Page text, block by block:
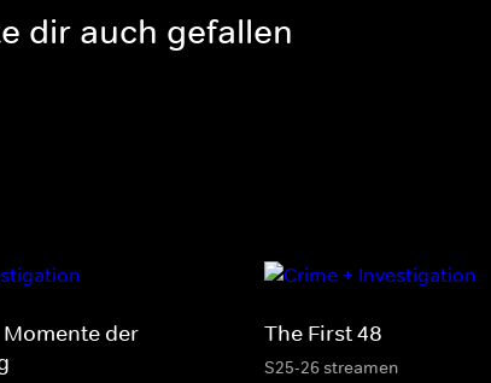
dir auch gefallen
der
The First 48
S25-26 streamen